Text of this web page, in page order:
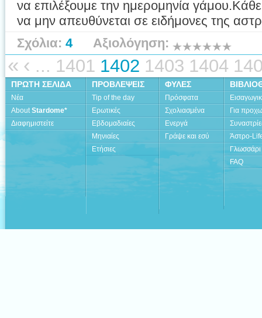
να επιλέξουμε την ημερομηνία
να μην απευθύνεται σε ειδήμονες της
Σχόλια: 4Αξιολόγηση:
« ‹ ... 1401 1402 1403 1404
ΠΡΩΤΗ ΣΕΛΙΔΑ
Νέα
AboutStardome*
Διαφημιστείτε
ΠΡΟΒΛΕΨΕΙΣ
Tip of the day
Ερωτικές
Εβδομαδιαίες
Μηνιαίες
Ετήσιες
ΦΥΛΕΣ
Πρόσφατα
Σχολιασμένα
Ενεργά
Γράψε και εσύ
Για
Άστρο-
Γλωσσάρι
FAQ